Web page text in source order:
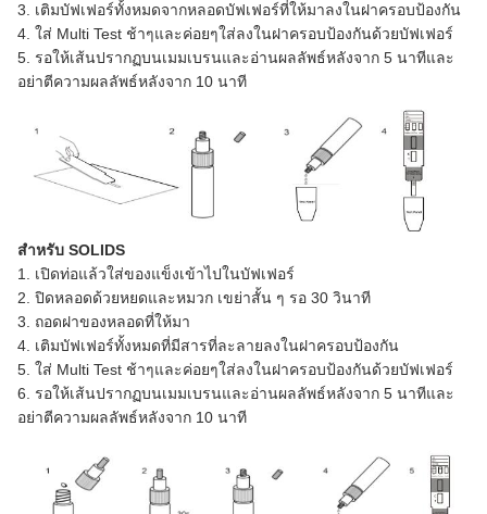
3. เติมบัฟเฟอร์ทั้งหมดจากหลอดบัฟเฟอร์ที่ให้มาลงในฝาครอบป้องกัน
4. ใส่ Multi Test ช้าๆและค่อยๆใส่ลงในฝาครอบป้องกันด้วยบัฟเฟอร์
5. รอให้เส้นปรากฏบนเมมเบรนและอ่านผลลัพธ์หลังจาก 5 นาทีและ
อย่าตีความผลลัพธ์หลังจาก 10 นาที
สำหรับ SOLIDS
1. เปิดท่อแล้วใส่ของแข็งเข้าไปในบัฟเฟอร์
2. ปิดหลอดด้วยหยดและหมวก เขย่าสั้น ๆ รอ 30 วินาที
3. ถอดฝาของหลอดที่ให้มา
4. เติมบัฟเฟอร์ทั้งหมดที่มีสารที่ละลายลงในฝาครอบป้องกัน
5. ใส่ Multi Test ช้าๆและค่อยๆใส่ลงในฝาครอบป้องกันด้วยบัฟเฟอร์
6. รอให้เส้นปรากฏบนเมมเบรนและอ่านผลลัพธ์หลังจาก 5 นาทีและ
อย่าตีความผลลัพธ์หลังจาก 10 นาที